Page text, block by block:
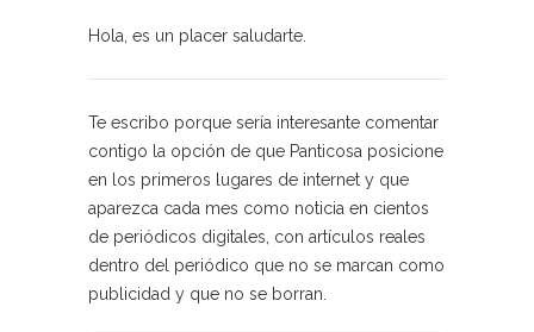
Hola, es un placer saludarte.
Te escribo porque sería interesante comentar
contigo la opción de que Panticosa posicione
en los primeros lugares de internet y que
aparezca cada mes como noticia en cientos
de periódicos digitales, con artículos reales
dentro del periódico que no se marcan como
publicidad y que no se borran.